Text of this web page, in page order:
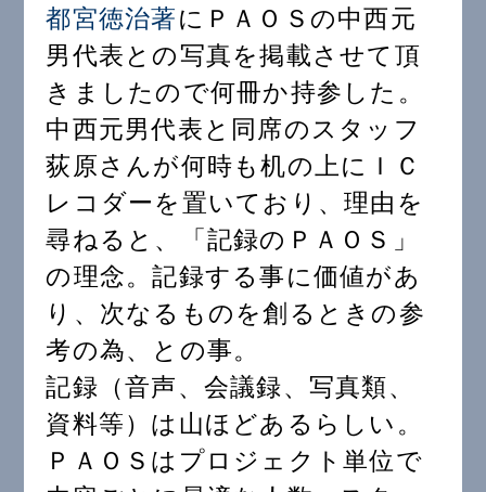
都宮徳治著にＰＡＯＳの中西元
男代表との写真を掲載させて頂
きましたので何冊か持参した。
中西元男代表と同席のスタッフ
荻原さんが何時も机の上にＩＣ
レコダーを置いており、理由を
尋ねると、「記録のＰＡＯＳ」
の理念。記録する事に価値があ
り、次なるものを創るときの参
考の為、との事。
記録（音声、会議録、写真類、
資料等）は山ほどあるらしい。
ＰＡＯＳはプロジェクト単位で